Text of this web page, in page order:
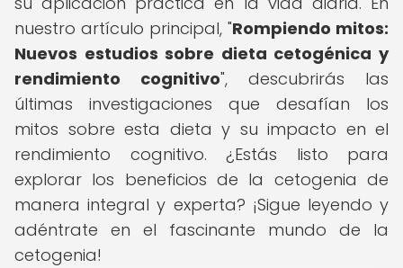
nuestro artículo principal, "Rompiendo mitos:
Nuevos estudios sobre dieta cetogénica y
rendimiento cognitivo", descubrirás las
últimas investigaciones que desafían los
mitos sobre esta dieta y su impacto en el
rendimiento cognitivo. ¿Estás listo para
explorar los beneficios de la cetogenia de
manera integral y experta? ¡Sigue leyendo y
adéntrate en el fascinante mundo de la
cetogenia!